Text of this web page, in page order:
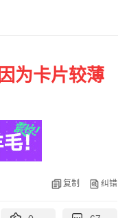
为卡片较薄
复制 纠错